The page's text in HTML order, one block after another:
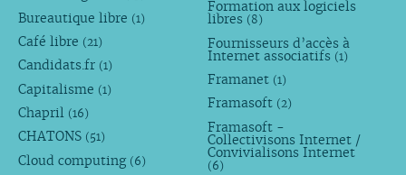
Bureautique libre (1)
Café libre (21)
Candidats.fr (1)
Capitalisme (1)
Chapril (16)
CHATONS (51)
Cloud computing (6)
Formation aux logiciels
libres (8)
Fournisseurs d’accès à
Internet associatifs (1)
Framanet (1)
Framasoft (2)
Framasoft -
Collectivisons Internet /
Convivialisons Internet
(6)